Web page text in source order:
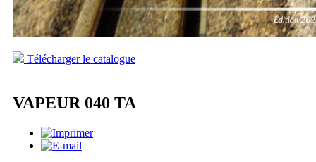
Télécharger le catalogue
VAPEUR 040 TA